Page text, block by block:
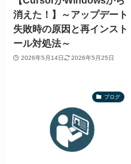
消えた！】～アップデート
失敗時の原因と再インスト
ール対処法～
2026年5月14日 2026年5月25日
ブログ